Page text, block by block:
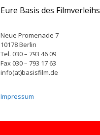
Eure Basis des Filmverleihs
Neue Promenade 7
10178 Berlin
Tel. 030 – 793 46 09
Fax 030 – 793 17 63
info(at)basisfilm.de
Impressum